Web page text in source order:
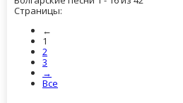
Страницы:
←
1
2
3
→
Все